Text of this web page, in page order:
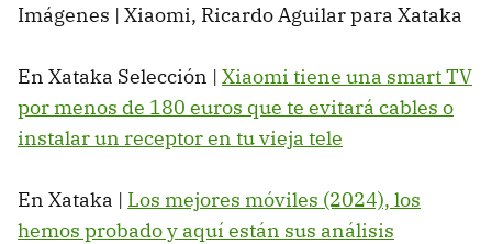
Imágenes | Xiaomi, Ricardo Aguilar para Xataka
En Xataka Selección | Xiaomi tiene una smart TV
por menos de 180 euros que te evitará cables o
instalar un receptor en tu vieja tele
En Xataka | Los mejores móviles (2024), los
hemos probado y aquí están sus análisis